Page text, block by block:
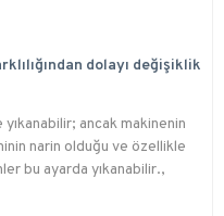
dolayı değişiklik
yıkanabilir; ancak makinenin
narin olduğu ve özellikle
bu ayarda yıkanabilir.,